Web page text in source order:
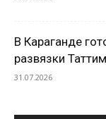
В Караганде
развязки
31.07.2026